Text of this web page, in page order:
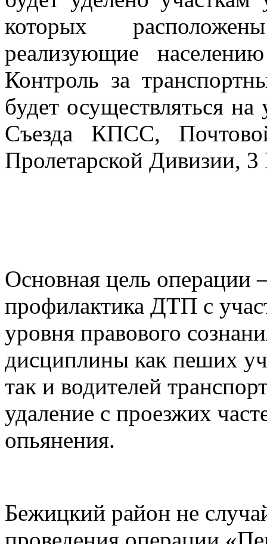
которых
реализующие
Контроль за
будет осуществляться
Съезда КПСС,
Пролетарской Дивизии,
Основная цель операции
профилактика ДТП с
уровня правового
дисциплины как пеших
так и водителей
удаление с проезжих
опьянения.
Бежицкий район не